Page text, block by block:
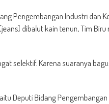
Pengembangan Industri dan
dibalut kain tenun, Tim
selektif. Karena suaranya
Deputi Bidang